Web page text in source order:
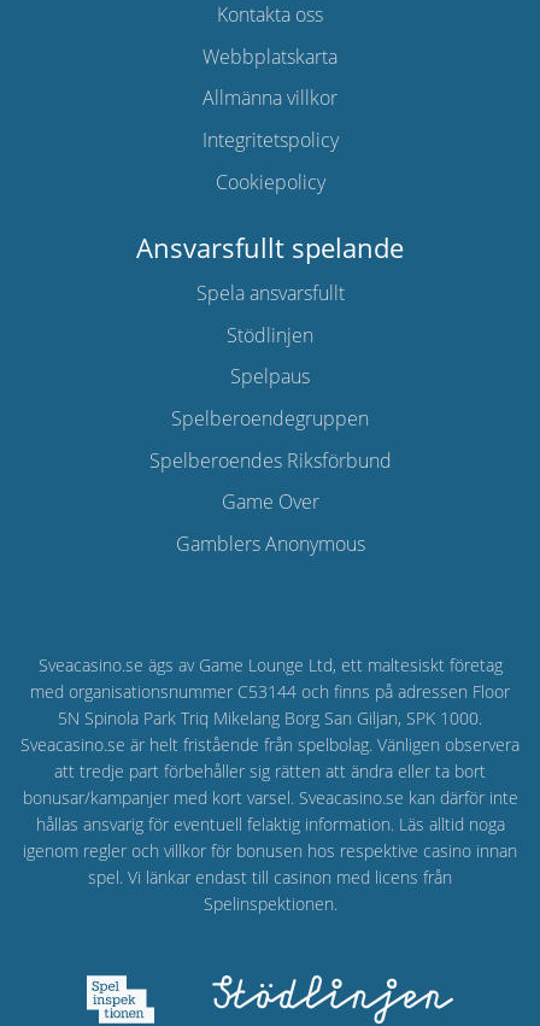
Kontakta oss
Webbplatskarta
Allmänna villkor
Integritetspolicy
Cookiepolicy
Ansvarsfullt spelande
Spela ansvarsfullt
Stödlinjen
Spelpaus
Spelberoendegruppen
Spelberoendes Riksförbund
Game Over
Gamblers Anonymous
Sveacasino.se ägs av Game Lounge Ltd, ett maltesiskt företag
med organisationsnummer C53144 och finns på adressen Floor
5N Spinola Park Triq Mikelang Borg San Giljan, SPK 1000.
Sveacasino.se är helt fristående från spelbolag. Vänligen observera
att tredje part förbehåller sig rätten att ändra eller ta bort
bonusar/kampanjer med kort varsel. Sveacasino.se kan därför inte
hållas ansvarig för eventuell felaktig information. Läs alltid noga
igenom regler och villkor för bonusen hos respektive casino innan
spel. Vi länkar endast till casinon med licens från
Spelinspektionen.